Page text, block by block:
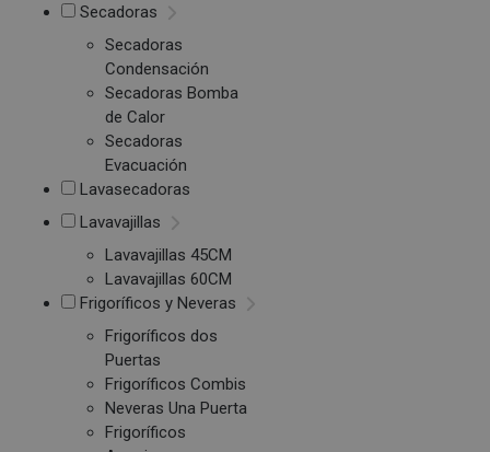
Secadoras
Secadoras
Condensación
Secadoras Bomba
de Calor
Secadoras
Evacuación
Lavasecadoras
Lavavajillas
Lavavajillas 45CM
Lavavajillas 60CM
Frigoríficos y Neveras
Frigoríficos dos
Puertas
Frigoríficos Combis
Neveras Una Puerta
Frigoríficos